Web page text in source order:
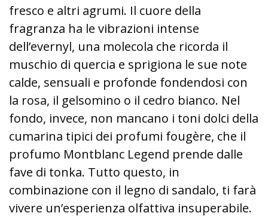
fresco e altri agrumi. Il cuore della
fragranza ha le vibrazioni intense
dell’evernyl, una molecola che ricorda il
muschio di quercia e sprigiona le sue note
calde, sensuali e profonde fondendosi con
la rosa, il gelsomino o il cedro bianco. Nel
fondo, invece, non mancano i toni dolci della
cumarina tipici dei profumi fougère, che il
profumo Montblanc Legend prende dalle
fave di tonka. Tutto questo, in
combinazione con il legno di sandalo, ti farà
vivere un’esperienza olfattiva insuperabile.